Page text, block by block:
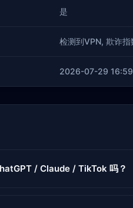
是
检测到VPN, 欺诈
2026-07-29
/ Claude / TikTok 吗？